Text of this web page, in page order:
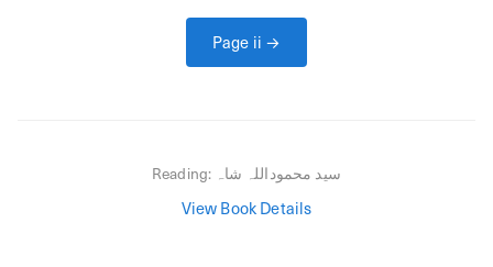
Page ii →
Reading: سید محموداللہ شاہ
View Book Details